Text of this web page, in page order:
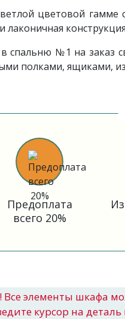
цветовой гамме
лаконичная
спальню №1 на заказ
полками, ящиками,
Предоплата
всего 20%
элементы шкафа
курсор на